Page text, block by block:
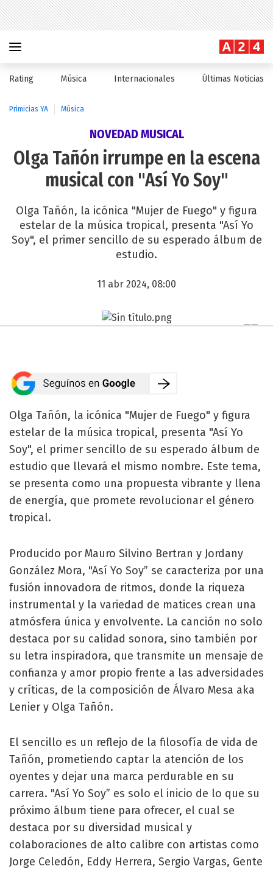
Rating Música Internacionales Últimas Noticias
Primicias YA Música
NOVEDAD MUSICAL
Olga Tañón irrumpe en la escena
musical con "Así Yo Soy"
Olga Tañón, la icónica "Mujer de Fuego" y figura
estelar de la música tropical, presenta "Así Yo
Soy", el primer sencillo de su esperado álbum de
estudio.
11 abr 2024, 08:00
Olga Tañón, la icónica "Mujer de Fuego" y figura
estelar de la música tropical, presenta "Así Yo
Soy", el primer sencillo de su esperado álbum de
estudio que llevará el mismo nombre. Este tema,
se presenta como una propuesta vibrante y llena
de energía, que promete revolucionar el género
tropical.
Producido por Mauro Silvino Bertran y Jordany
González Mora, "Así Yo Soy” se caracteriza por una
fusión innovadora de ritmos, donde la riqueza
instrumental y la variedad de matices crean una
atmósfera única y envolvente. La canción no solo
destaca por su calidad sonora, sino también por
su letra inspiradora, que transmite un mensaje de
confianza y amor propio frente a las adversidades
y críticas, de la composición de Álvaro Mesa aka
Lenier y Olga Tañón.
El sencillo es un reflejo de la filosofía de vida de
Tañón, prometiendo captar la atención de los
oyentes y dejar una marca perdurable en su
carrera. "Así Yo Soy” es solo el inicio de lo que su
próximo álbum tiene para ofrecer, el cual se
destaca por su diversidad musical y
colaboraciones de alto calibre con artistas como
Jorge Celedón, Eddy Herrera, Sergio Vargas, Gente